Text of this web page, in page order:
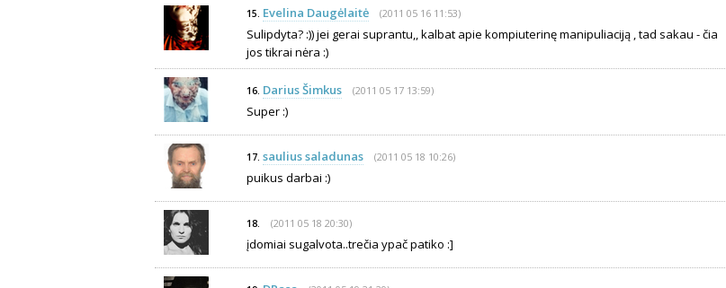
15. Evelina Daugėlaitė (2011 05 16 11:53)
Sulipdyta? :)) jei gerai suprantu,, kalbat apie kompiuterinę manipuliaciją , tad sakau - čia
jos tikrai nėra :)
16. Darius Šimkus (2011 05 17 13:59)
Super :)
17. saulius saladunas (2011 05 18 10:26)
puikus darbai :)
18. (2011 05 18 20:30)
įdomiai sugalvota..trečia ypač patiko :]